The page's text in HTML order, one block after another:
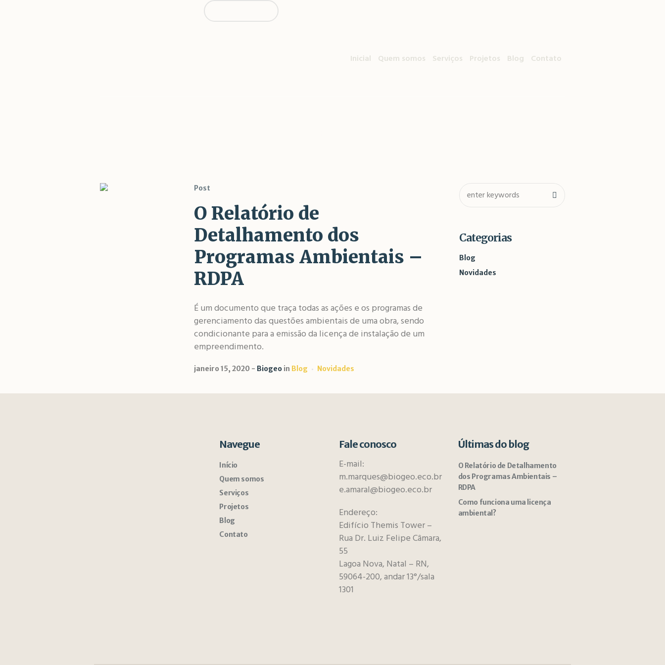
Inicial Quem somos Serviços Projetos Blog Contato
Post
O Relatório de
Detalhamento dos
Programas Ambientais –
RDPA
É um documento que traça todas as ações e os programas de
gerenciamento das questões ambientais de uma obra, sendo
condicionante para a emissão da licença de instalação de um
empreendimento.
janeiro 15, 2020 Biogeoin Blog Novidades
Categorias
Blog
Novidades
Navegue
Início
Quem somos
Serviços
Projetos
Blog
Contato
Fale conosco
E-mail:
m.marques@biogeo.eco.br
e.amaral@biogeo.eco.br
Endereço:
Edifício Themis Tower –
Rua Dr. Luiz Felipe Câmara,
55
Lagoa Nova, Natal – RN,
59064-200, andar 13°/sala
1301
Últimas do blog
O Relatório de Detalhamento
dos Programas Ambientais –
RDPA
Como funciona uma licença
ambiental?